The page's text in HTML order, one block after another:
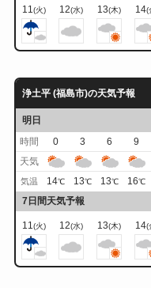
11(火) 12(水) 13(木) 14(
浄土平 (福島市)の天気予報
明日
時間
0 3 6 9
天気
気温 14℃ 13℃ 13℃ 16℃
7日間天気予報
11(火) 12(水) 13(木) 14(